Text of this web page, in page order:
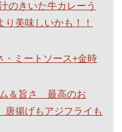
のきいた牛カレーう
美味しいかも！！
・ミートソース+金時
ム＆旨さ 最高のお
唐揚げもアジフライも